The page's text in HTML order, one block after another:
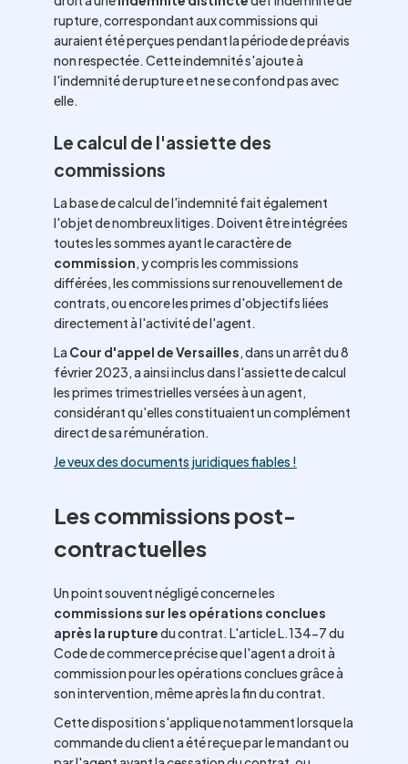
rupture, correspondant aux commissions qui
auraient été perçues pendant la période de préavis
non respectée. Cette indemnité s'ajoute à
l'indemnité de rupture et ne se confond pas avec
elle.
Le calcul de l'assiette des
commissions
La base de calcul de l'indemnité fait également
l'objet de nombreux litiges. Doivent être intégrées
toutes les sommes ayant le caractère de
commission, y compris les commissions
différées, les commissions sur renouvellement de
contrats, ou encore les primes d'objectifs liées
directement à l'activité de l'agent.
La Cour d'appel de Versailles, dans un arrêt du 8
février 2023, a ainsi inclus dans l'assiette de calcul
les primes trimestrielles versées à un agent,
considérant qu'elles constituaient un complément
direct de sa rémunération.
Je veux des documents juridiques fiables !
Les commissions post-
contractuelles
Un point souvent négligé concerne les
commissions sur les opérations conclues
après la rupturedu contrat. L'article L.134-7 du
Code de commerce précise que l'agent a droit à
commission pour les opérations conclues grâce à
son intervention, même après la fin du contrat.
Cette disposition s'applique notamment lorsque la
commande du client a été reçue par le mandant ou